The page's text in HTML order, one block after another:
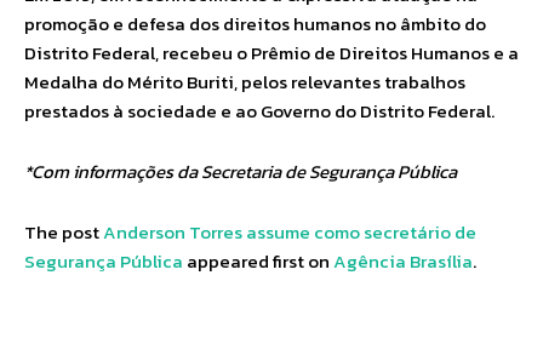
promoção e defesa dos direitos humanos no âmbito do
Distrito Federal, recebeu o Prêmio de Direitos Humanos e a
Medalha do Mérito Buriti, pelos relevantes trabalhos
prestados à sociedade e ao Governo do Distrito Federal.
*Com informações da Secretaria de Segurança Pública
The postAnderson Torres assume como secretário de
Segurança Pública appeared first onAgência Brasília.